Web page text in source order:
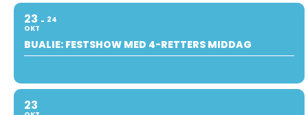
23
OKT
24
BUALIE: FESTSHOW MED 4-RETTERS MIDDAG
23